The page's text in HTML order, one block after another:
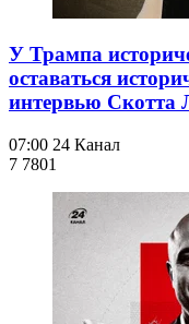
У Трампа
оставаться
интервью Скотта
07:00 24 Канал
7 7801